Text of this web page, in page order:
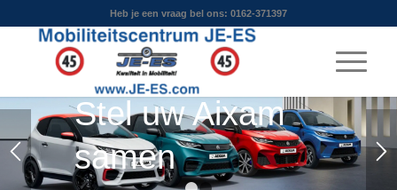
Heb je een vraag bel ons: 0162-371397
B.V.
Stel uw Aixam
samen